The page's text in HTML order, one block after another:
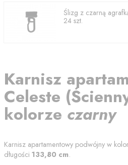
Ślizg z czarną
24 szt.
Karnisz
Celeste (
kolorze czarny
Karnisz apartamentowy podwójny w
długości 133,80 cm.